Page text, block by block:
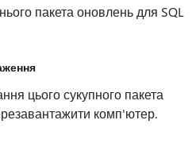
пакета оновлень для SQL
цього сукупного пакета
комп'ютер.